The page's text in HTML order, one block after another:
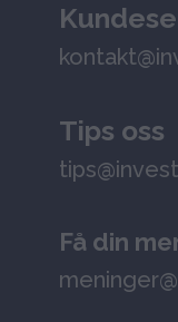
Tips oss
Få din